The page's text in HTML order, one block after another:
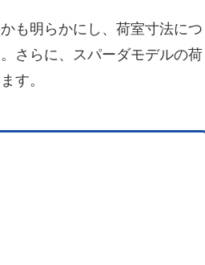
も明らかにし、荷室寸法につ
さらに、スパーダモデルの荷
す。